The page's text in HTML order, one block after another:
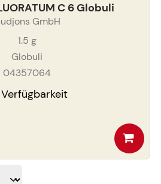
C 6 Globuli
GmbH
1.5 g
Globuli
04357064
Verfügbarkeit